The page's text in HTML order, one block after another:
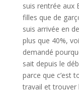
suis rentrée aux
filles que de
suis arrivée en
plus que 40%,
demandé
sait depuis le
parce que c’est
travail et trouver